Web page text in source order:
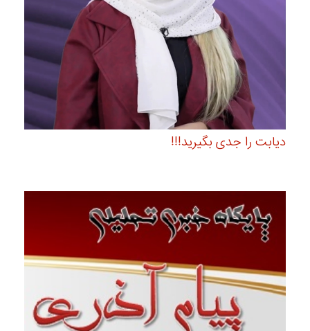
دیابت را جدی بگیرید!!!